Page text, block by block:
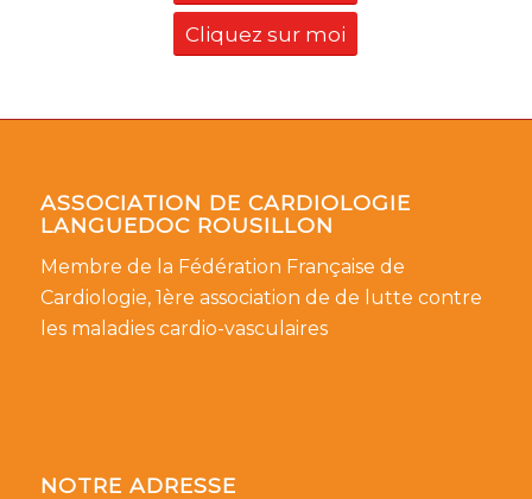
Cliquez sur moi
ASSOCIATION DE CARDIOLOGIE
LANGUEDOC ROUSILLON
Membre de la Fédération Française de
Cardiologie, 1ère association de de lutte contre
les maladies cardio-vasculaires
NOTRE ADRESSE